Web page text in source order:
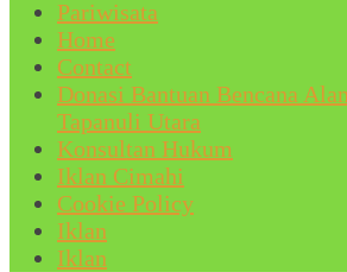
Pariwisata
Home
Contact
Donasi Bantuan Bencana
Tapanuli Utara
Konsultan Hukum
Iklan Cimahi
Cookie Policy
Iklan
Iklan